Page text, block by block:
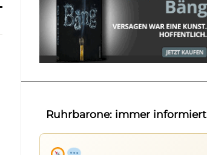
Ruhrbarone: immer informiert